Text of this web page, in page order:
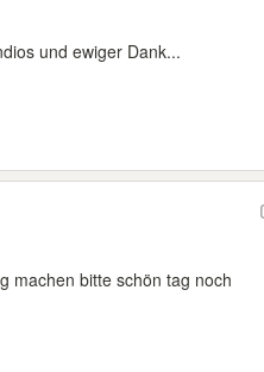
und ewiger Dank...
machen bitte schön tag noch